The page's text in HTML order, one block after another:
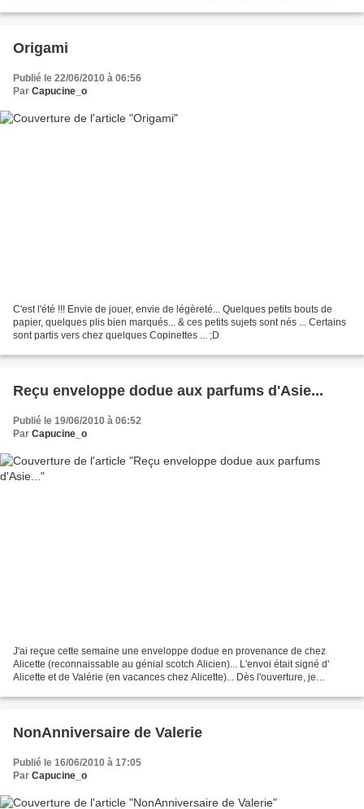
Origami
Publié le 22/06/2010 à 06:56
Par Capucine_o
C'est l'été !!! Envie de jouer, envie de légèreté... Quelques petits bouts de
papier, quelques plis bien marqués... & ces petits sujets sont nés ... Certains
sont partis vers chez quelques Copinettes ... ;D
Reçu enveloppe dodue aux parfums d'Asie...
Publié le 19/06/2010 à 06:52
Par Capucine_o
J'ai reçue cette semaine une enveloppe dodue en provenance de chez
Alicette (reconnaissable au génial scotch Alicien)... L'envoi était signé d'
Alicette et de Valérie (en vacances chez Alicette)... Dès l'ouverture, je
NonAnniversaire de Valerie
Publié le 16/06/2010 à 17:05
Par Capucine_o